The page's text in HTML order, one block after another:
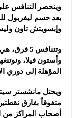
وينحصر التنافس على
بعد حسم ليفربول
وإبسويتش تاون
وتتنافس
وأستون فيلا،
المؤهلة إلى دوري
متفوقاً بفارق
أصحاب المراكز من